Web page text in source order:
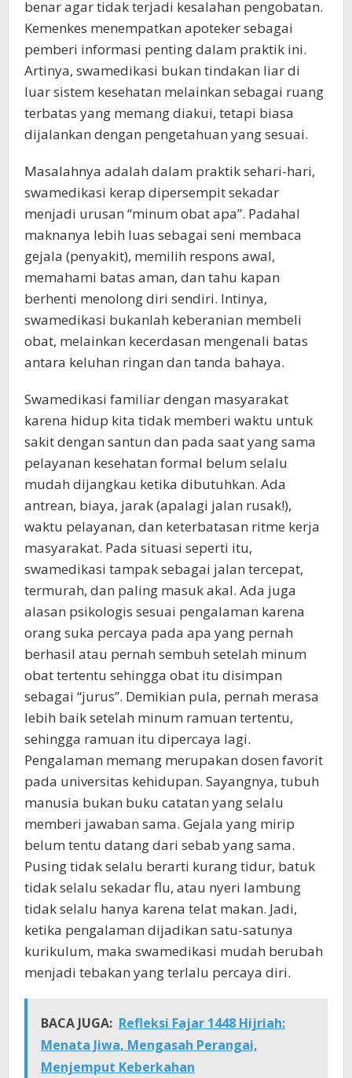
benar agar tidak terjadi kesalahan pengobatan.
Kemenkes menempatkan apoteker sebagai
pemberi informasi penting dalam praktik ini.
Artinya, swamedikasi bukan tindakan liar di
luar sistem kesehatan melainkan sebagai ruang
terbatas yang memang diakui, tetapi biasa
dijalankan dengan pengetahuan yang sesuai.
Masalahnya adalah dalam praktik sehari-hari,
swamedikasi kerap dipersempit sekadar
menjadi urusan “minum obat apa”. Padahal
maknanya lebih luas sebagai seni membaca
gejala (penyakit), memilih respons awal,
memahami batas aman, dan tahu kapan
berhenti menolong diri sendiri. Intinya,
swamedikasi bukanlah keberanian membeli
obat, melainkan kecerdasan mengenali batas
antara keluhan ringan dan tanda bahaya.
Swamedikasi familiar dengan masyarakat
karena hidup kita tidak memberi waktu untuk
sakit dengan santun dan pada saat yang sama
pelayanan kesehatan formal belum selalu
mudah dijangkau ketika dibutuhkan. Ada
antrean, biaya, jarak (apalagi jalan rusak!),
waktu pelayanan, dan keterbatasan ritme kerja
masyarakat. Pada situasi seperti itu,
swamedikasi tampak sebagai jalan tercepat,
termurah, dan paling masuk akal. Ada juga
alasan psikologis sesuai pengalaman karena
orang suka percaya pada apa yang pernah
berhasil atau pernah sembuh setelah minum
obat tertentu sehingga obat itu disimpan
sebagai “jurus”. Demikian pula, pernah merasa
lebih baik setelah minum ramuan tertentu,
sehingga ramuan itu dipercaya lagi.
Pengalaman memang merupakan dosen favorit
pada universitas kehidupan. Sayangnya, tubuh
manusia bukan buku catatan yang selalu
memberi jawaban sama. Gejala yang mirip
belum tentu datang dari sebab yang sama.
Pusing tidak selalu berarti kurang tidur, batuk
tidak selalu sekadar flu, atau nyeri lambung
tidak selalu hanya karena telat makan. Jadi,
ketika pengalaman dijadikan satu-satunya
kurikulum, maka swamedikasi mudah berubah
menjadi tebakan yang terlalu percaya diri.
BACA JUGA: Refleksi Fajar 1448 Hijriah:
Menata Jiwa, Mengasah Perangai,
Menjemput Keberkahan